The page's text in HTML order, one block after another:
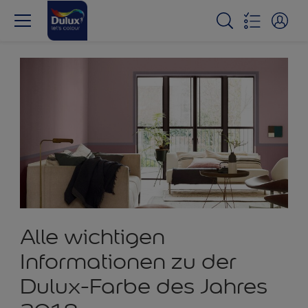
Alle wichtigen
Informationen zu der
Dulux-Farbe des Jahres